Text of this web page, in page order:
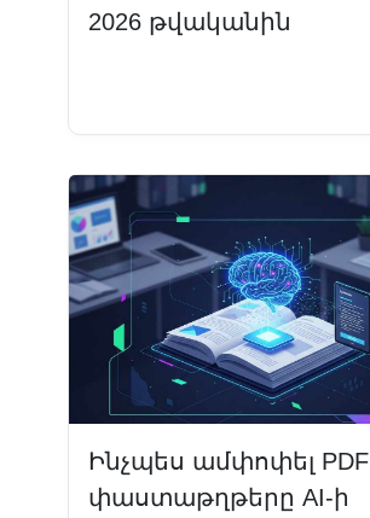
2026 թվականին
Ինչպես ամփոփել PDF
փաստաթղթերը AI-ի